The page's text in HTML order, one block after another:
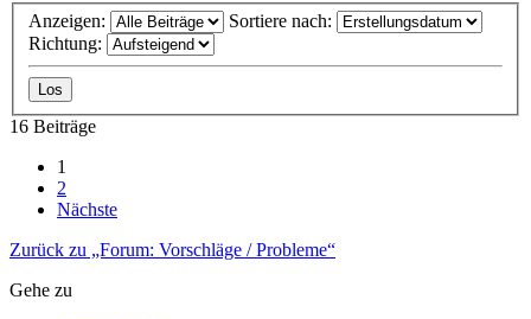
Anzeigen:
Sortiere nach:
Richtung:
16 Beiträge
1
2
Nächste
Zurück zu „Forum: Vorschläge / Probleme“
Gehe zu